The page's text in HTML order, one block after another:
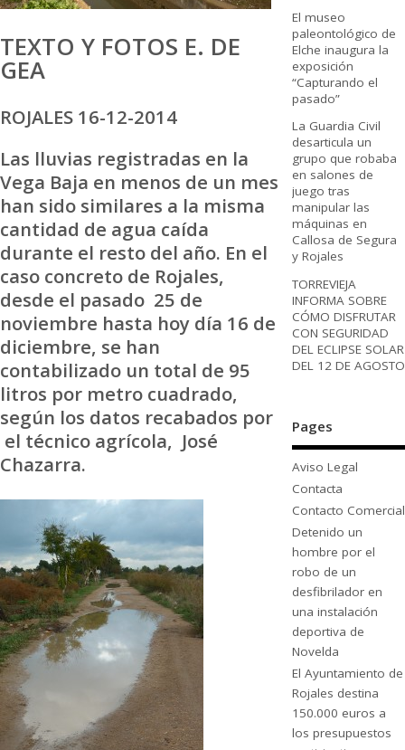
TEXTO Y FOTOS E. DE
GEA
ROJALES 16-12-2014
Las lluvias registradas en la
Vega Baja en menos de un mes
han sido similares a la misma
cantidad de agua caída
durante el resto del año. En el
caso concreto de Rojales,
desde el pasado 25 de
noviembre hasta hoy día 16 de
diciembre, se han
contabilizado un total de 95
litros por metro cuadrado,
según los datos recabados por
el técnico agrícola, José
Chazarra.
El museo
paleontológico de
Elche inaugura la
exposición
“Capturando el
pasado”
La Guardia Civil
desarticula un
grupo que robaba
en salones de
juego tras
manipular las
máquinas en
Callosa de Segura
y Rojales
TORREVIEJA
INFORMA SOBRE
CÓMO DISFRUTAR
CON SEGURIDAD
DEL ECLIPSE SOLAR
DEL 12 DE AGOSTO
Pages
Aviso Legal
Contacta
Contacto Comercial
Detenido un
hombre por el
robo de un
desfibrilador en
una instalación
deportiva de
Novelda
El Ayuntamiento de
Rojales destina
150.000 euros a
los presupuestos